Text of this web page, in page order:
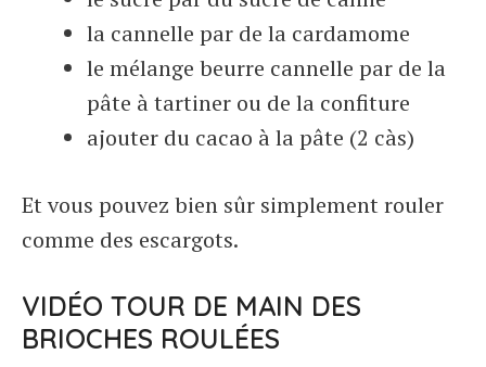
la cannelle par de la cardamome
le mélange beurre cannelle par de la
pâte à tartiner ou de la confiture
ajouter du cacao à la pâte (2 càs)
Et vous pouvez bien sûr simplement rouler
comme des escargots.
VIDÉO TOUR DE MAIN DES
BRIOCHES ROULÉES